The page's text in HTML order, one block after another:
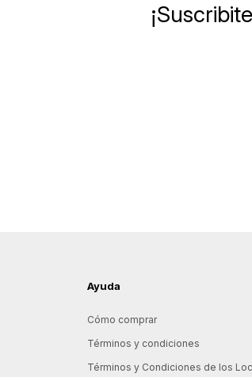
Ayuda
Cómo comprar
Términos y condiciones
Términos y Condiciones de los